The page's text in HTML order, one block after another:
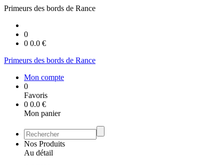
Primeurs des bords de Rance
0
0 0.0 €
Primeurs des bords de Rance
Mon compte
0
Favoris
0 0.0 €
Mon panier
Nos Produits
Au détail